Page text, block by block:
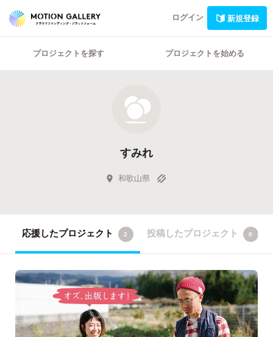
ログイン 新規登録
プロジェクトを探す プロジェクトを始める
すみれ
和歌山県
応援したプロジェクト 2 投稿したプロジェクト 0